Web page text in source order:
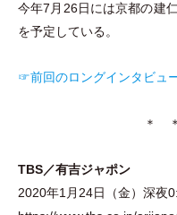
今年7月26日には京都の建
を予定している。
☞前回のロングインタビュ
＊
TBS／有吉ジャポン
2020年1月24日
（金） 深夜